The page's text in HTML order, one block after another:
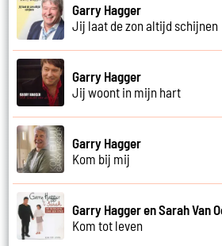
Garry Hagger
Jij laat de zon altijd schijnen
Garry Hagger
Jij woont in mijn hart
Garry Hagger
Kom bij mij
Garry Hagger en Sarah Van
Kom tot leven